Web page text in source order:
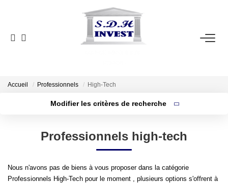
ACCUEIL
NOTRE AGENCE
NOS OUTILS
CONTACT
Accueil Professionnels High-Tech
Modifier les critères de recherche
Budget max
Plus de critères Créer une alerte
Professionnels high-tech
Nous n'avons pas de biens à vous proposer dans la catégorie
Professionnels High-Tech pour le moment , plusieurs options s'offrent à